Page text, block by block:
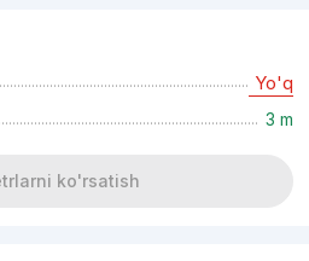
Yo'q
3 m
ko'rsatish